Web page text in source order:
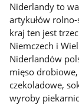
Niderlandy to
artykułów
kraj ten jest
Niemczech i
Niderlandów
mięso
czekoladowe,
wyroby